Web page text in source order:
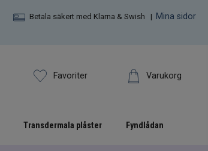
Betala säkert med Klarna & Swish | Mina sidor
Favoriter Varukorg
Transdermala plåster Fyndlådan